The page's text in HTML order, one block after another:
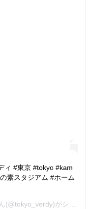
ィ #東京 #tokyo #kam
素スタジアム #ホーム
がシェアした投稿 -